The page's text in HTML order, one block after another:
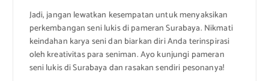
Jadi, jangan lewatkan kesempatan untuk menyaksikan
perkembangan seni lukis di pameran Surabaya. Nikmati
keindahan karya seni dan biarkan diri Anda terinspirasi
oleh kreativitas para seniman. Ayo kunjungi pameran
seni lukis di Surabaya dan rasakan sendiri pesonanya!